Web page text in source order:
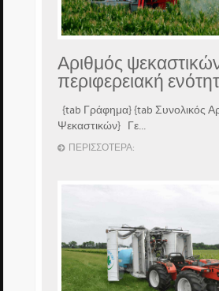
Αριθμός
περιφερειακή
{tab Γράφημα} {tab Συνολικός
Ψεκαστικών} Γε...
ΠΕΡΙΣΣΌΤΕΡΑ: